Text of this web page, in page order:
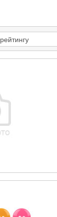
рейтингу